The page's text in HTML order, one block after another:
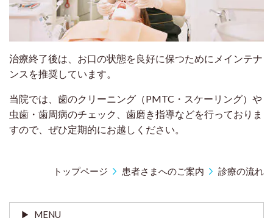
治療終了後は、お口の状態を良好に保つためにメインテナ
ンスを推奨しています。
当院では、歯のクリーニング（PMTC・スケーリング）や
虫歯・歯周病のチェック、歯磨き指導などを行っておりま
すので、ぜひ定期的にお越しください。
トップページ 患者さまへのご案内 診療の流れ
MENU